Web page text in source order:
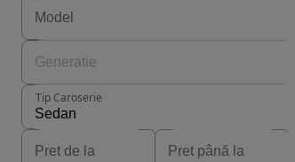
Tip Caroserie